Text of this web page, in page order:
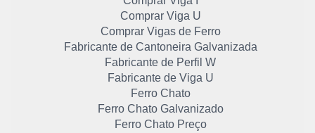
Comprar Viga U
Comprar Vigas de Ferro
Fabricante de Cantoneira Galvanizada
Fabricante de Perfil W
Fabricante de Viga U
Ferro Chato
Ferro Chato Galvanizado
Ferro Chato Preço